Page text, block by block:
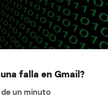
falla en Gmail?
un minuto